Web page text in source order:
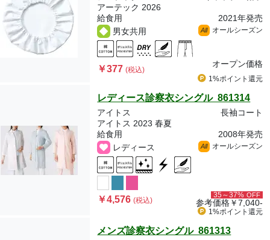
アーテック 2026
給食用
2021年発売
男女共用
All オールシーズン
￥377(税込)
オープン価格
1%ポイント 還元
レディース診察衣シングル 861314
アイトス
長袖コート
アイトス 2023 春夏
給食用
2008年発売
レディース
All オールシーズン
￥4,576(税込)
35～37% OFF
参考価格￥7,040-
1%ポイント 還元
メンズ診察衣シングル 861313